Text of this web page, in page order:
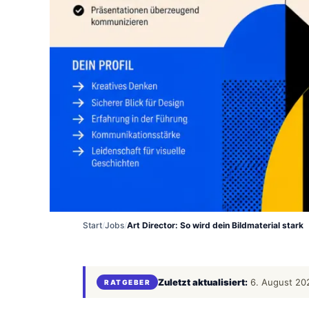
Start/Jobs/Art Director: So wird dein Bildmaterial stark
RATGEBER Zuletzt aktualisiert: 6. August